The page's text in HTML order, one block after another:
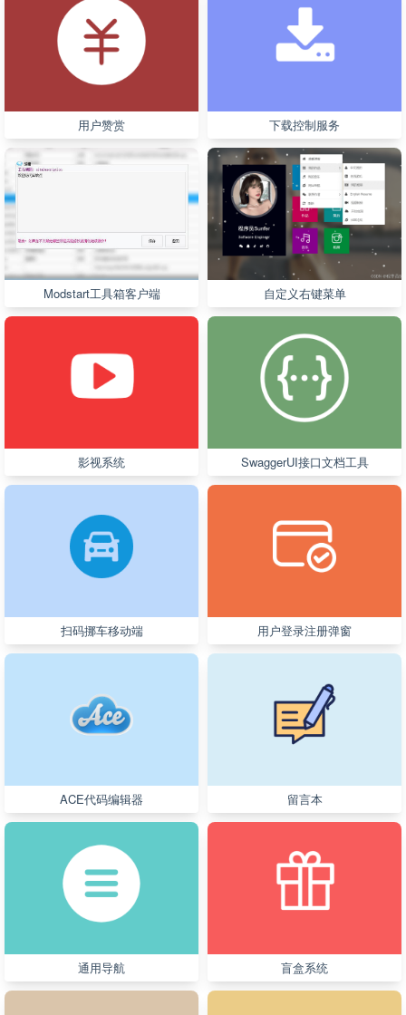
用户赞赏 下载控制服务
Modstart工具箱客户端 自定义右键菜单
影视系统 SwaggerUI接口文档工具
扫码挪车移动端 用户登录注册弹窗
ACE代码编辑器 留言本
通用导航 盲盒系统